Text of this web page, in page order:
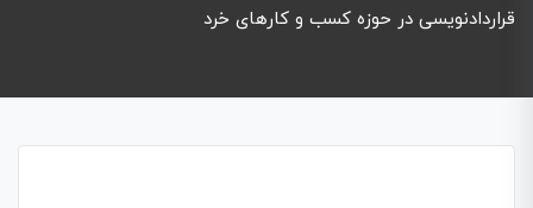
قراردادنویسی در حوزه کسب و کارهای خرد